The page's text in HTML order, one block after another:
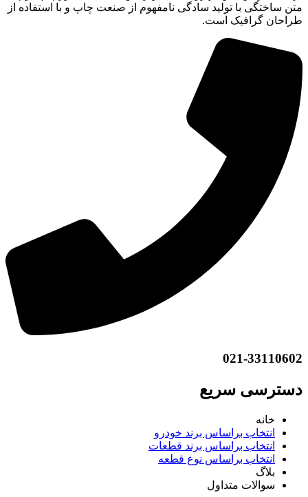
متن ساختگی با تولید سادگی نامفهوم از صنعت چاپ و با استفاده از
طراحان گرافیک است.
021-33110602
دسترسی سریع
خانه
انتخاب براساس برند خودرو
انتخاب براساس برند قطعات
انتخاب براساس نوع قطعه
بلاگ
سوالات متداول